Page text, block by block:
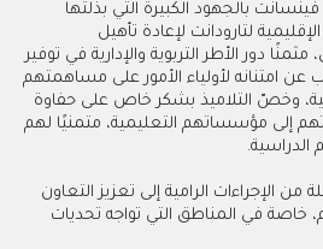
بالجهود الكبيرة التي بذلتها
لتارودانت لإعادة تأهيل
دور الأطر التربوية والإدارية في توفير
عن امتنانه لأولياء الأمور على مساهمتهم
وخصّ التلاميذ بشكر خاص على حفاوة
إلى مؤسساتهم التعليمية، متمنيًا لهم
الدراسية.
الإجراءات الرامية إلى تعزيز التعاون
خاصة في المناطق التي تواجه تحديات